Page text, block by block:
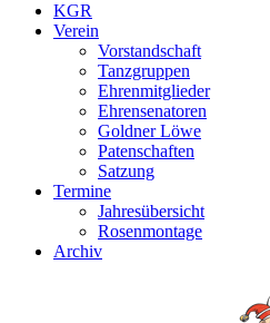
KGR
Verein
Vorstandschaft
Tanzgruppen
Ehrenmitglieder
Ehrensenatoren
Goldner Löwe
Patenschaften
Satzung
Termine
Jahresübersicht
Rosenmontage
Archiv